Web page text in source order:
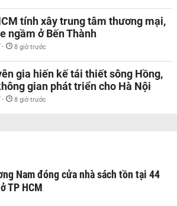
tính xây trung tâm thương mại,
ngầm ở Bến Thành
- 8 giờ trước
gia hiến kế tái thiết sông Hồng,
gian phát triển cho Hà Nội
- 8 giờ trước
Nam đóng cửa nhà sách tồn tại 44
TP HCM